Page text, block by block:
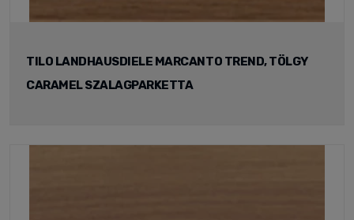
TILO LANDHAUSDIELE MARCANTO TREND, TÖLGY
CARAMEL SZALAGPARKETTA